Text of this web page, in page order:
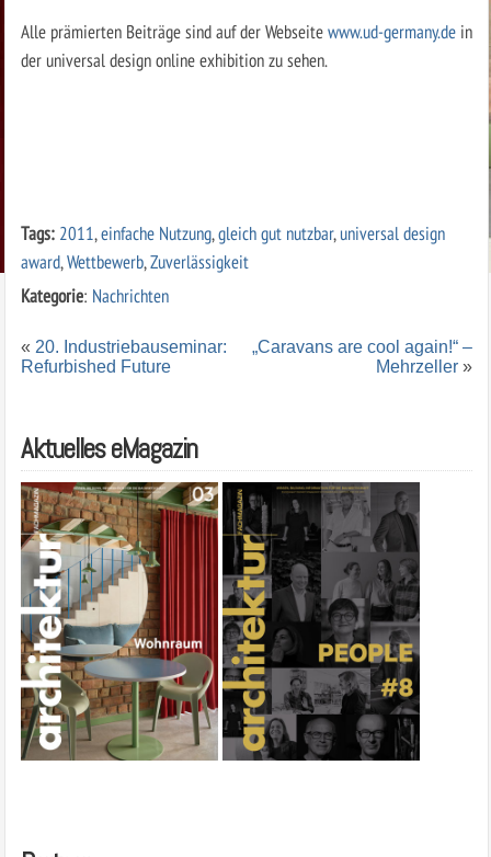
Alle prämierten Beiträge sind auf der Webseitewww.ud-germany.dein
der universal design online exhibition zu sehen.
Tags: 2011,einfache Nutzung,gleich gut nutzbar,universal design
award,Wettbewerb,Zuverlässigkeit
Kategorie: Nachrichten
« 20. Industriebauseminar:
Refurbished Future
„Caravans are cool again!“ –
Mehrzeller »
Aktuelles eMagazin